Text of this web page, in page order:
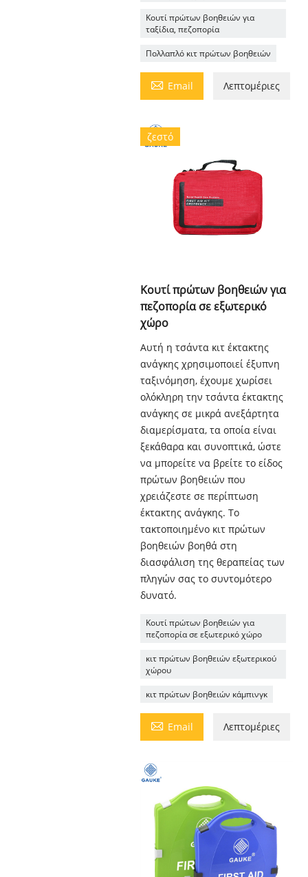
Κουτί πρώτων βοηθειών για
ταξίδια, πεζοπορία
Πολλαπλό κιτ πρώτων βοηθειών
 Email Λεπτομέριες
ζεστό
Κουτί πρώτων βοηθειών για
πεζοπορία σε εξωτερικό
χώρο
Αυτή η τσάντα κιτ έκτακτης
ανάγκης χρησιμοποιεί έξυπνη
ταξινόμηση, έχουμε χωρίσει
ολόκληρη την τσάντα έκτακτης
ανάγκης σε μικρά ανεξάρτητα
διαμερίσματα, τα οποία είναι
ξεκάθαρα και συνοπτικά, ώστε
να μπορείτε να βρείτε το είδος
πρώτων βοηθειών που
χρειάζεστε σε περίπτωση
έκτακτης ανάγκης. Το
τακτοποιημένο κιτ πρώτων
βοηθειών βοηθά στη
διασφάλιση της θεραπείας των
πληγών σας το συντομότερο
δυνατό.
Κουτί πρώτων βοηθειών για
πεζοπορία σε εξωτερικό χώρο
κιτ πρώτων βοηθειών εξωτερικού
χώρου
κιτ πρώτων βοηθειών κάμπινγκ
 Email Λεπτομέριες